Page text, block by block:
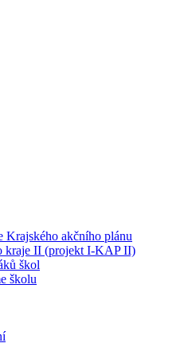
Krajského akčního plánu
kraje II (projekt I-KAP II)
škol
školu